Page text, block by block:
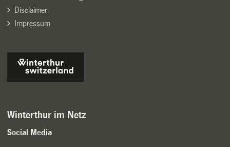
Disclaimer
Impressum
Winterthur im Netz
Social Media